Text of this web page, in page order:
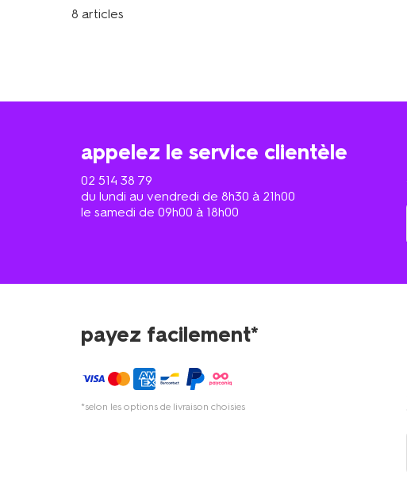
8 articles
appelez le service clientèle
02 514 38 79
du lundi au vendredi de 8h30 à 21h00
le samedi de 09h00 à 18h00
payez facilement*
*selon les options de livraison choisies